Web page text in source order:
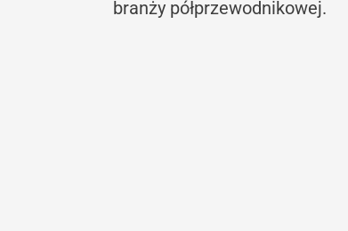
branży półprzewodnikowej.